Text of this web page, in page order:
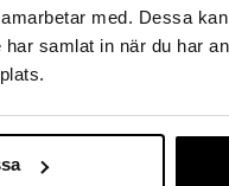
med. Dessa
samlat in när du har